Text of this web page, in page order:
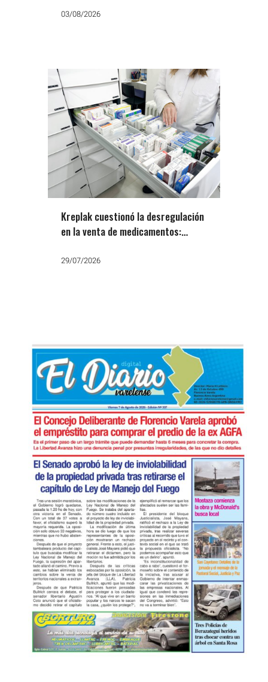
03/08/2026
Kreplak cuestionó la desregulación
en la venta de medicamentos:
29/07/2026